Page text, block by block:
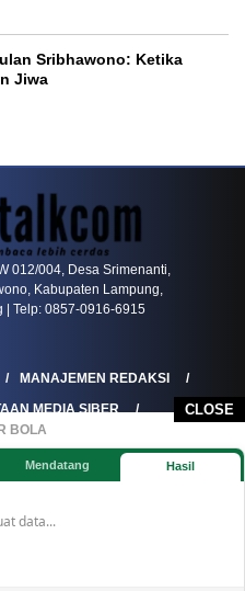
CLOSE
BOLA
Mendatang Hasil
data...
Sribhawono: Ketika
Jiwa
012/004, Desa Srimenanti,
Kabupaten Lampung,
| Telp: 0857-0916-6915
MANAJEMEN REDAKSI
MEDIA SIBER
RAMAH ANAK
IKLAN / ADVERTORIAL